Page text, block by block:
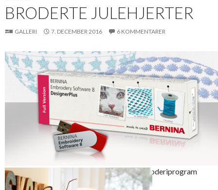
BRODERTE JULEHJERTER
GALLERI 7. DECEMBER 2016 6 KOMMENTARER
Mønster og broderier er laget i Bernina´s broderiprogram
DesignerPlus V8